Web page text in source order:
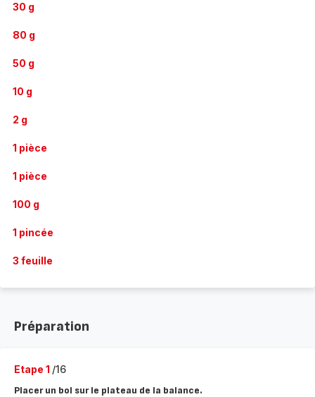
30 g
80 g
50 g
10 g
2 g
1 pièce
1 pièce
100 g
1 pincée
3 feuille
Préparation
Etape 1 /16
Placer un bol sur le plateau de la balance.